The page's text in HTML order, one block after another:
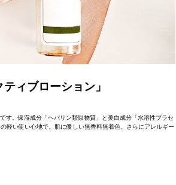
ィブローション」
す。保湿成分「ヘパリン類似物質」と美白成分「水溶性プラセ
軽い使い心地で、肌に優しい無香料無着色、さらにアレルギー